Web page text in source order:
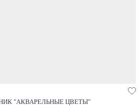
"АКВАРЕЛЬНЫЕ ЦВЕТЫ"